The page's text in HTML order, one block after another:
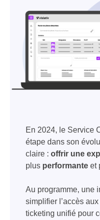
En 2024, le Service
étape dans son
claire : offrir une
plus performante et
Au programme, une
simplifier l’accès
ticketing unifié pour